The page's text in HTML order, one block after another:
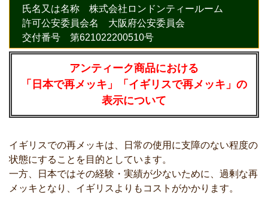
氏名又は名称 株式会社ロンドンティールーム
許可公安委員会名 大阪府公安委員会
交付番号 第621022200510号
アンティーク商品における
「日本で再メッキ」「イギリスで再メッキ」の
表示について
イギリスでの再メッキは、日常の使用に支障のない程度の
状態にすることを目的としています。
一方、日本ではその経験・実績が少ないために、過剰な再
メッキとなり、イギリスよりもコストがかかります。